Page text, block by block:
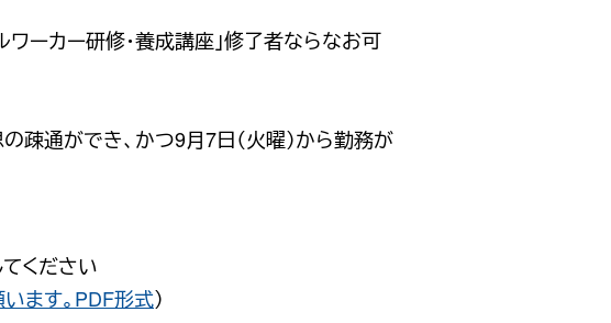
ーカー研修・養成講座」修了者ならなお可
疎通ができ、かつ9月7日（火曜）から勤務が
てください
ます。PDF形式）